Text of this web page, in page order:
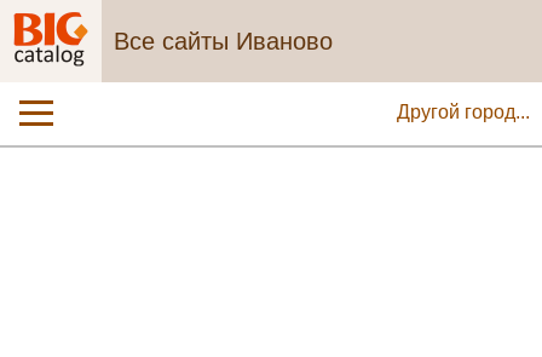
Все сайты Иваново
Другой город...